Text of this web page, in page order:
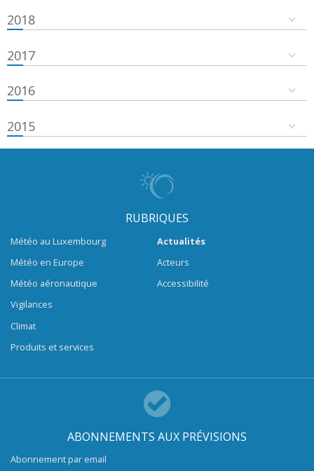
2018
2017
2016
2015
RUBRIQUES
Météo au Luxembourg
Météo en Europe
Météo aéronautique
Vigilances
Climat
Produits et services
Actualités
Acteurs
Accessibilité
ABONNEMENTS AUX PRÉVISIONS
Abonnement par email